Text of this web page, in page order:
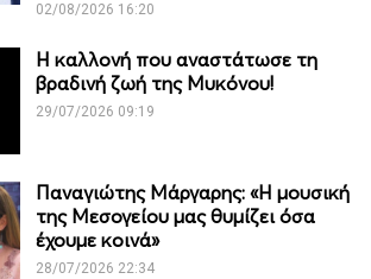
02/08/2026 16:20
Η καλλονή που αναστάτωσε τη
βραδινή ζωή της Μυκόνου!
29/07/2026 09:19
Παναγιώτης Μάργαρης: «Η μουσική
της Μεσογείου μας θυμίζει όσα
έχουμε κοινά»
28/07/2026 22:34